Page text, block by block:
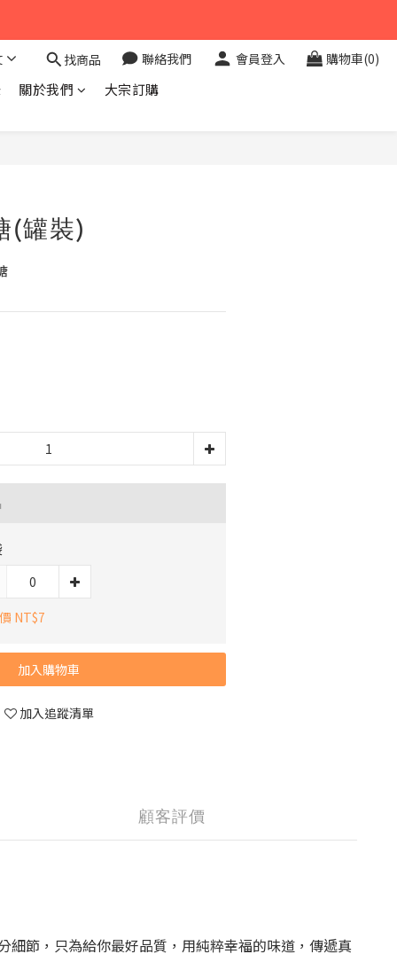
找商品 聯絡我們 會員登入 購物車(0)
關於我們 大宗訂購
(罐裝)
NT$7
加入購物車
加入追蹤清單
顧客評價
節，只為給你最好品質，用純粹幸福的味道，傳遞真